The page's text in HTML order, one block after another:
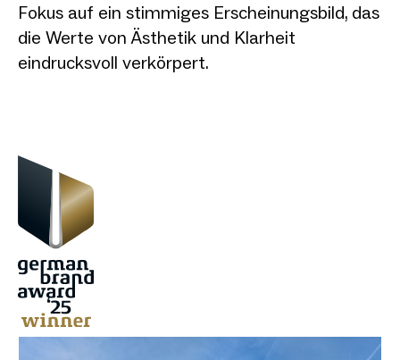
Fokus auf ein stimmiges Erscheinungsbild, das
die Werte von Ästhetik und Klarheit
eindrucksvoll verkörpert.